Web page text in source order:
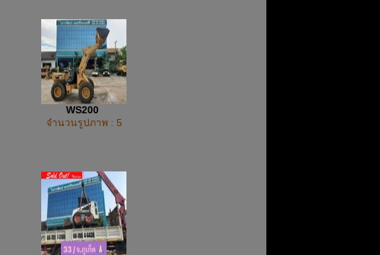
WS200
จำนวนรูปภาพ : 5